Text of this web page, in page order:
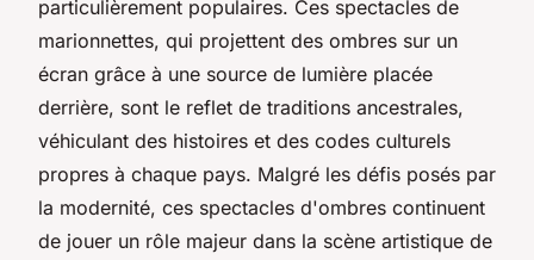
particulièrement populaires. Ces spectacles de
marionnettes, qui projettent des ombres sur un
écran grâce à une source de lumière placée
derrière, sont le reflet de traditions ancestrales,
véhiculant des histoires et des codes culturels
propres à chaque pays. Malgré les défis posés par
la modernité, ces spectacles d'ombres continuent
de jouer un rôle majeur dans la scène artistique de